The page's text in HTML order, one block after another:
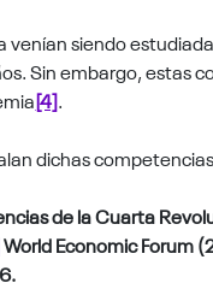
venían siendo
Sin embargo, estas
[4].
dichas
de la Cuarta
World Economic Forum